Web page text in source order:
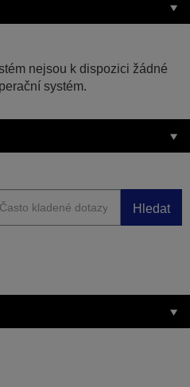
nejsou k dispozici žádné
systém.
Hledat